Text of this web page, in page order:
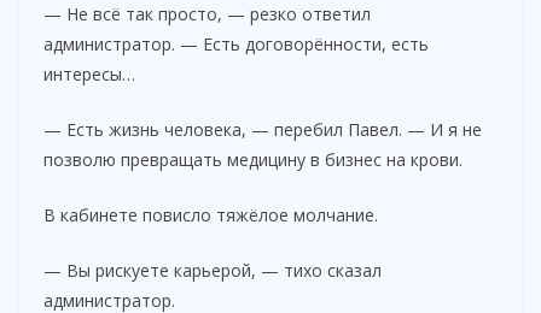
— Не всё так просто, — резко ответил
администратор. — Есть договорённости, есть
интересы…
— Есть жизнь человека, — перебил Павел. — И я не
позволю превращать медицину в бизнес на крови.
В кабинете повисло тяжёлое молчание.
— Вы рискуете карьерой, — тихо сказал
администратор.